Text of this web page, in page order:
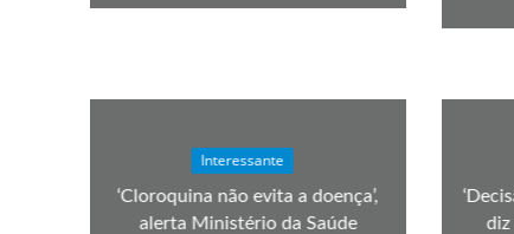
Interessante
‘Cloroquina não evita a doença’,
alerta Ministério da Saúde
diz